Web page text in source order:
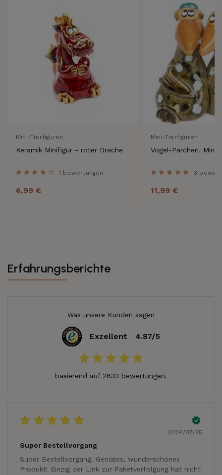
Mini-Tierfiguren
Keramik Minifigur - roter Drache
1 bewertungen
6,99 €
Mini-Tierfiguren
Vogel-Pärchen.
3
11,99 €
Erfahrungsberichte
Was unsere Kunden sagen
Exzellent 4.87/5
basierend auf 2633 bewertungen.
2026/07/25
Super Bestellvorgang
Super Bestellvorgang. Geniales, wunderschönes
Produkt! Einzig der Link zur Paketverfolgung hat nicht